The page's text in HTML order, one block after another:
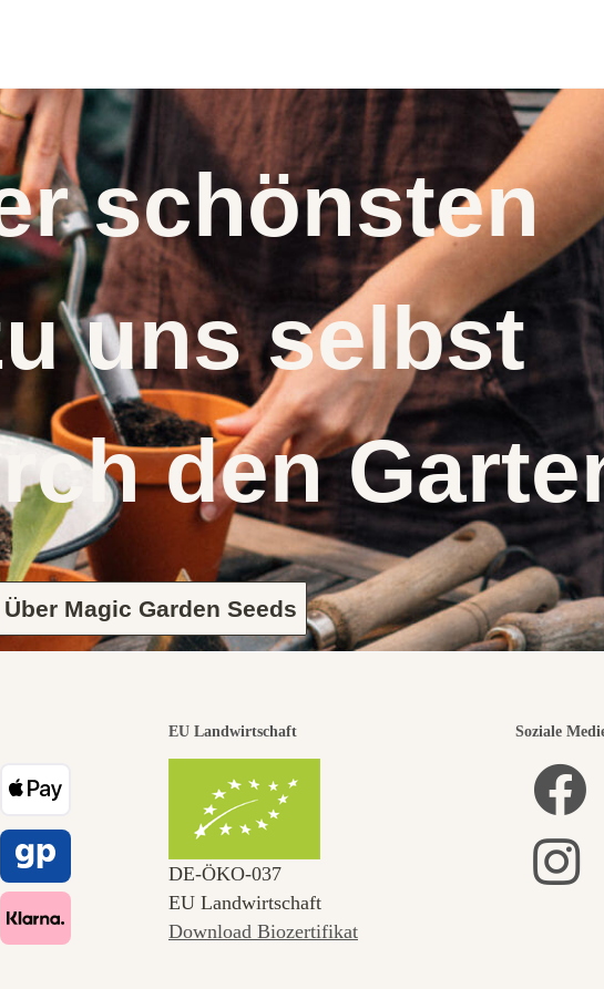
uns selbst
den
Über Magic Garden Seeds
EU Landwirtschaft
DE‑ÖKO‑037
EU Landwirtschaft
Download Biozertifikat
Soziale